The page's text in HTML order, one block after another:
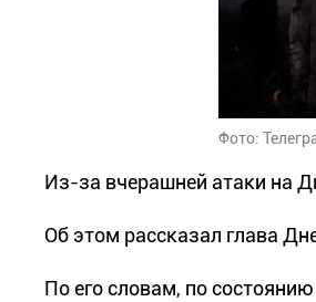
Фото:
Из-за вчерашней атаки на
Об этом рассказал глава
По его словам, по